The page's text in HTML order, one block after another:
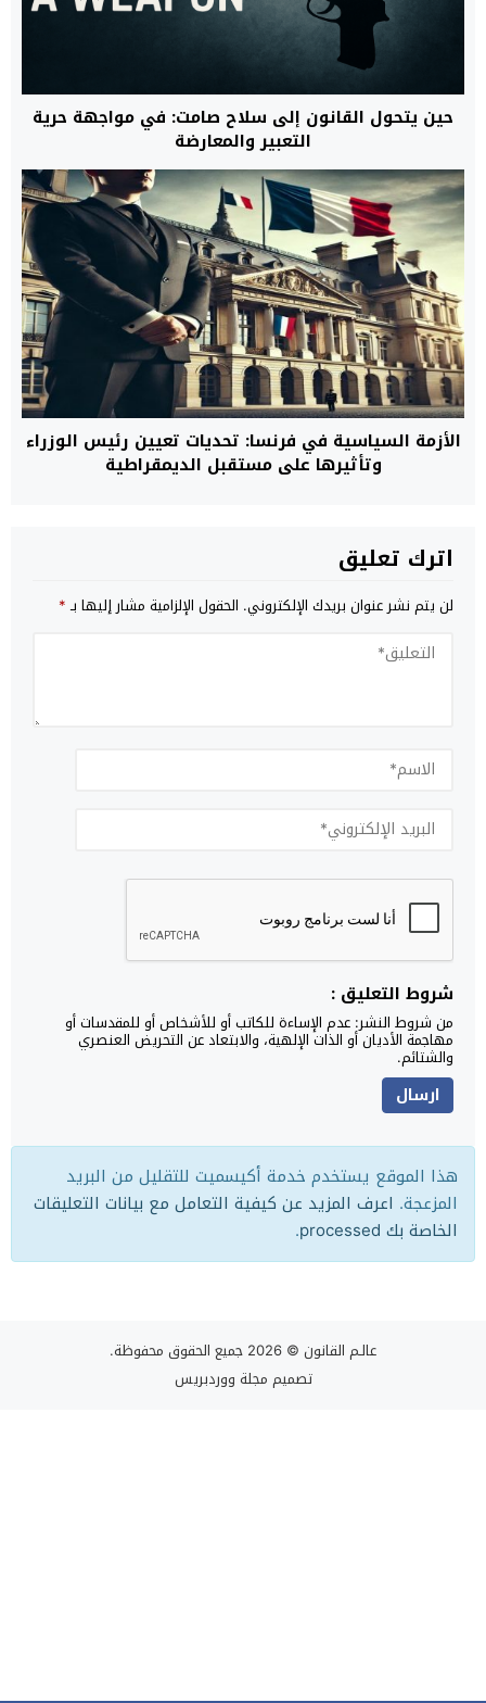
حين يتحول القانون إلى سلاح صامت: في مواجهة حرية
التعبير والمعارضة
الأزمة السياسية في فرنسا: تحديات تعيين رئيس الوزراء
وتأثيرها على مستقبل الديمقراطية
اترك تعليق
لن يتم نشر عنوان بريدك الإلكتروني. الحقول الإلزامية مشار إليها بـ*
شروط التعليق :
من شروط النشر: عدم الإساءة للكاتب أو للأشخاص أو للمقدسات أو
مهاجمة الأديان أو الذات الإلهية، والابتعاد عن التحريض العنصري
والشتائم.
هذا الموقع يستخدم خدمة أكيسميت للتقليل من البريد
المزعجة. اعرف المزيد عن كيفية التعامل مع بيانات التعليقات
الخاصة بك processed
.
عالـم القانون © 2026 جميع الحقوق محفوظة.
تصميم مجلة ووردبريس